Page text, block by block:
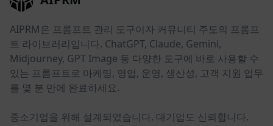
AIPRM은 프롬프트 관리 도구이자 커뮤니티 주도의 프롬프
트 라이브러리입니다. ChatGPT, Claude, Gemini,
Midjourney, GPT Image 등 다양한 도구에 바로 사용할 수
있는 프롬프트로 마케팅, 영업, 운영, 생산성, 고객 지원 업무
를 몇 분 만에 완료하세요.
중소기업을 위해 설계되었습니다. 대기업도 신뢰합니다.